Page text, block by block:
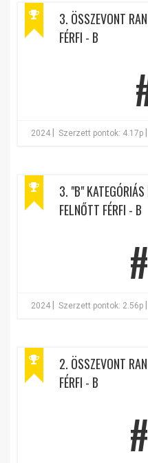
3. ÖSSZEVONT
FÉRFI - B
2024 Szerzett pontok: 4.17p
3. "B" KATEGÓRIÁS
FELNŐTT FÉRFI - B
2024 Szerzett pontok: 2.56p
2. ÖSSZEVONT
FÉRFI - B